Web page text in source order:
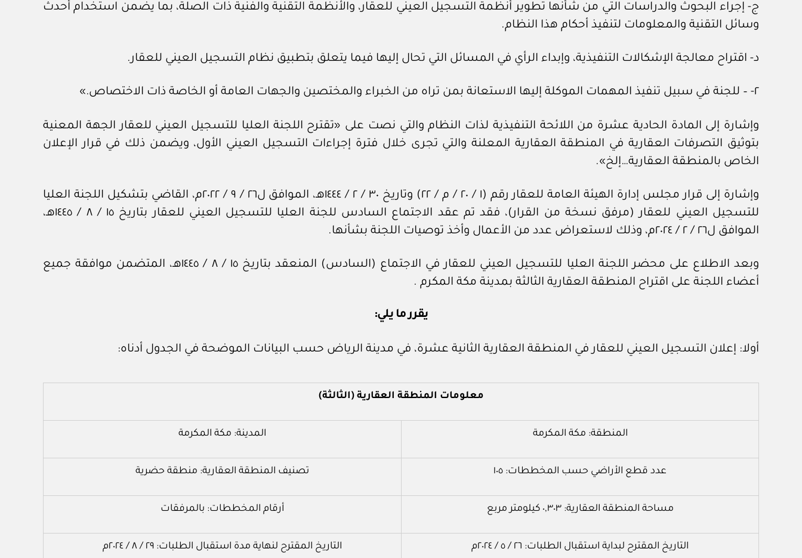
‌ج- إجراء البحوث والدراسات التي من شأنها تطوير أنظمة التسجيل العيني للعقار، والأنظمة التقنية والفنية ذات الصلة، بما يضمن استخدام أحدث
وسائل التقنية والمعلومات لتنفيذ أحكام هذا النظام.
‌د- اقتراح معالجة الإشكالات التنفيذية، وإبداء الرأي في المسائل التي تحال إليها فيما يتعلق بتطبيق نظام التسجيل العيني للعقار.
٢- – للجنة في سبيل تنفيذ المهمات الموكلة إليها الاستعانة بمن تراه من الخبراء والمختصين والجهات العامة أو الخاصة ذات الاختصاص.»
وإشارة إلى المادة الحادية عشرة من اللائحة التنفيذية لذات النظام والتي نصت على «تقترح اللجنة العليا للتسجيل العيني للعقار الجهة المعنية
بتوثيق التصرفات العقارية في المنطقة العقارية المعلنة والتي تجرى خلال فترة إجراءات التسجيل العيني الأول، ويضمن ذلك في قرار الإعلان
الخاص بالمنطقة العقارية…إلخ».
وإشارة إلى قرار مجلس إدارة الهيئة العامة للعقار رقم (١ / ٢٠ / م / ٢٢) وتاريخ ٣٠ / ٢ / ١٤٤٤هـ، الموافق ل٢٦ / ٩ / ٢٠٢٢م، القاضي بتشكيل اللجنة العليا
للتسجيل العيني للعقار (مرفق نسخة من القرار)، فقد تم عقد الاجتماع السادس للجنة العليا للتسجيل العيني للعقار بتاريخ ١٥ / ٨ / ١٤٤٥هـ،
الموافق ل٢٦ / ٢ / ٢٠٢٤م، وذلك لاستعراض عدد من الأعمال وأخذ توصيات اللجنة بشأنها.
وبعد الاطلاع على محضر اللجنة العليا للتسجيل العيني للعقار في الاجتماع (السادس) المنعقد بتاريخ ١٥ / ٨ / ١٤٤٥هـ، المتضمن موافقة جميع
أعضاء اللجنة على اقتراح المنطقة العقارية الثالثة بمدينة مكة المكرم .
يقرر ما يلي:
أولا: إعلان التسجيل العيني للعقار في المنطقة العقارية الثانية عشرة، في مدينة الرياض حسب البيانات الموضحة في الجدول أدناه:
معلومات المنطقة العقارية (الثالثة)
المنطقة: مكة المكرمة المدينة: مكة المكرمة
عدد قطع الأراضي حسب المخططات: ١٠٥ تصنيف المنطقة العقارية: منطقة حضرية
مساحة المنطقة العقارية: ٠,٣٠٣ كيلومتر مربع أرقام المخططات: بالمرفقات
التاريخ المقترح لبداية استقبال الطلبات: ٢٦ / ٥ / ٢٠٢٤م التاريخ المقترح لنهاية مدة استقبال الطلبات: ٢٩ / ٨ / ٢٠٢٤م